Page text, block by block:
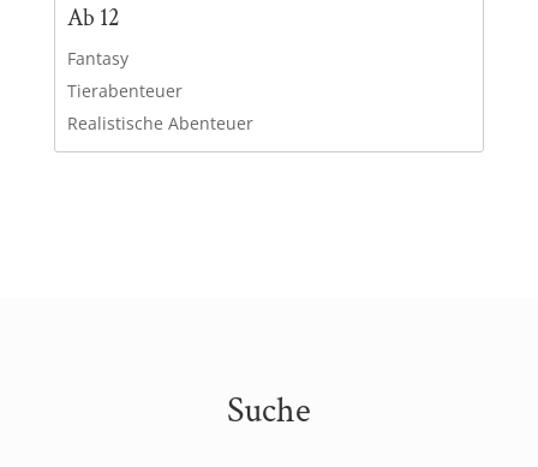
Ab 12
Fantasy
Tierabenteuer
Realistische Abenteuer
Suche